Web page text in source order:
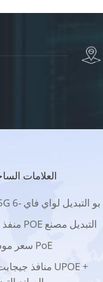
العلامات
2.5G بو التبديل لواي فاي -6
16 منفذ POE التبديل مصنع
سعر موسع PoE